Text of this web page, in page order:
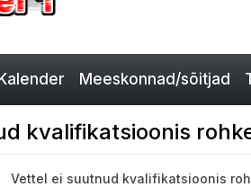
Kalender Meeskonnad/sõitjad
kvalifikatsioonis
Vettel ei suutnud kvalifikatsioonis